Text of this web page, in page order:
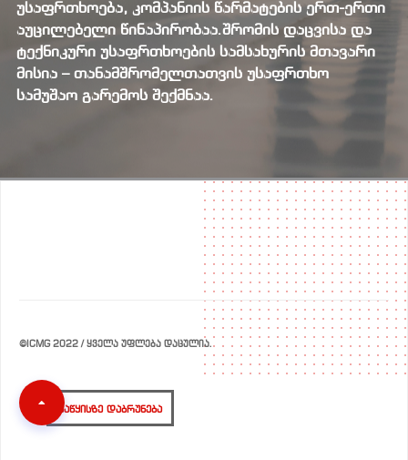
უსაფრთხოება, კომპანიის წარმატების ერთ-ერთი
აუცილებელი წინაპირობაა.შრომის დაცვისა და
ტექნიკური უსაფრთხოების სამსახურის მთავარი
მისია – თანამშრომელთათვის უსაფრთხო
სამუშაო გარემოს შექმნაა.
©ICMG 2022 / ᲧᲕᲔᲚᲐ ᲣᲤᲚᲔᲑᲐ ᲓᲐᲪᲣᲚᲘᲐ.
ᲡᲐᲬᲧᲘᲡᲖᲔ ᲓᲐᲑᲠᲣᲜᲔᲑᲐ